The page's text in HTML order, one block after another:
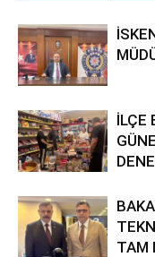
İLÇE
TAM